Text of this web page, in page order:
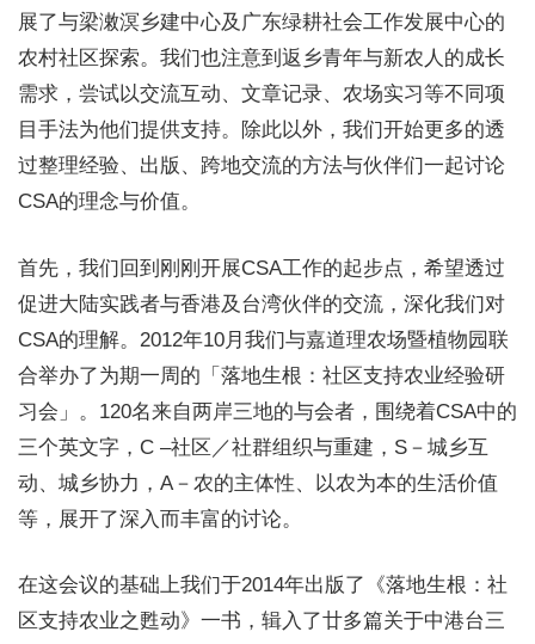
展了与梁潄溟乡建中心及广东绿耕社会工作发展中心的
农村社区探索。我们也注意到返乡青年与新农人的成长
需求，尝试以交流互动、文章记录、农场实习等不同项
目手法为他们提供支持。除此以外，我们开始更多的透
过整理经验、出版、跨地交流的方法与伙伴们一起讨论
CSA的理念与价值。
首先，我们回到刚刚开展CSA工作的起步点，希望透过
促进大陆实践者与香港及台湾伙伴的交流，深化我们对
CSA的理解。2012年10月我们与嘉道理农场暨植物园联
合举办了为期一周的「落地生根：社区支持农业经验研
习会」。120名来自两岸三地的与会者，围绕着CSA中的
三个英文字，C –社区／社群组织与重建，S－城乡互
动、城乡协力，A－农的主体性、以农为本的生活价值
等，展开了深入而丰富的讨论。
在这会议的基础上我们于2014年出版了《落地生根：社
区支持农业之甦动》一书，辑入了廿多篇关于中港台三